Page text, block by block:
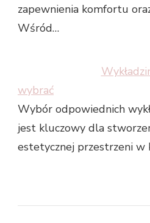
zapewnienia komfortu
Wśród…
wybrać
Wybór odpowiednich
jest kluczowy dla
estetycznej przestrzeni w